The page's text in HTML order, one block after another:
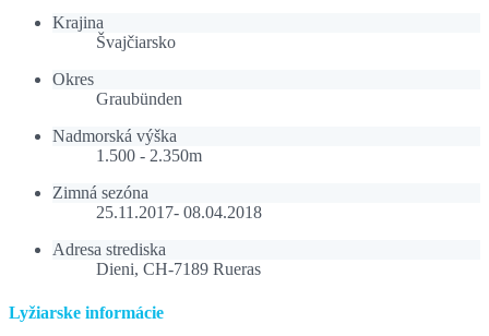
Krajina
Švajčiarsko
Okres
Graubünden
Nadmorská výška
1.500 - 2.350m
Zimná sezóna
25.11.2017- 08.04.2018
Adresa strediska
Dieni, CH-7189 Rueras
Lyžiarske informácie